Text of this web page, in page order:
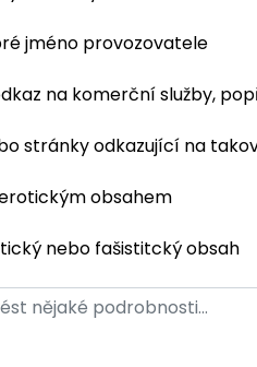
jméno provozovatele
na komerční služby,
stránky odkazující na
obsahem
nebo fašistitcký obsah